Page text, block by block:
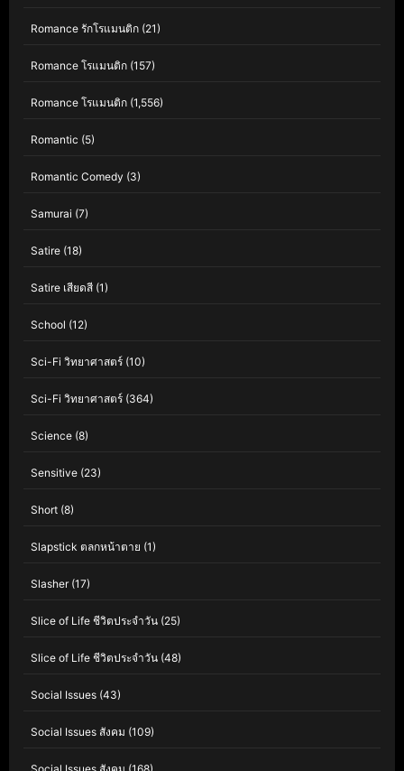
Romance รักโรแมนติก (21)
Romance โรแมนติก (157)
Romance โรแมนติก (1,556)
Romantic (5)
Romantic Comedy (3)
Samurai (7)
Satire (18)
Satire เสียดสี (1)
School (12)
Sci-Fi วิทยาศาสตร์ (10)
Sci-Fi วิทยาศาสตร์ (364)
Science (8)
Sensitive (23)
Short (8)
Slapstick ตลกหน้าตาย (1)
Slasher(17)
Slice of Life ชีวิตประจำวัน (25)
Slice of Life ชีวิตประจำวัน (48)
Social Issues (43)
Social Issues สังคม (109)